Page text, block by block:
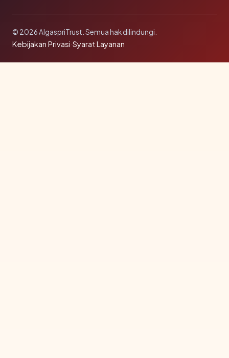
© 2026 AlgaspriTrust. Semua hak dilindungi.
Kebijakan Privasi·Syarat Layanan